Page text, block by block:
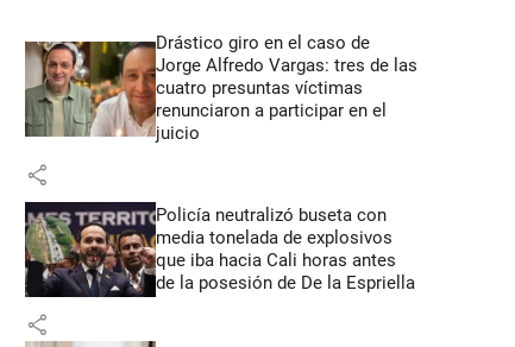
Drástico giro en el caso de
Jorge Alfredo Vargas: tres de las
cuatro presuntas víctimas
renunciaron a participar en el
juicio
share
Policía neutralizó buseta con
media tonelada de explosivos
que iba hacia Cali horas antes
de la posesión de De la Espriella
share